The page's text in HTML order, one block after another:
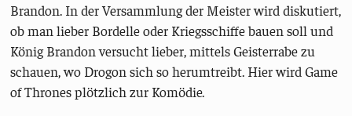
Brandon. In der Versammlung der Meister wird diskutiert,
ob man lieber Bordelle oder Kriegsschiffe bauen soll und
König Brandon versucht lieber, mittels Geisterrabe zu
schauen, wo Drogon sich so herumtreibt. Hier wird Game
of Thrones plötzlich zur Komödie.